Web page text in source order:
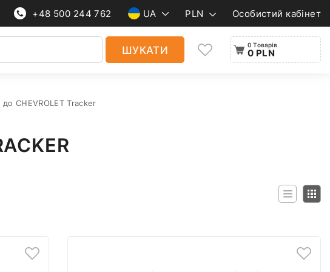
+48 500 244 762 UA PLN Особистий кабінет
ШУКАТИ 0 Товарів
0 PLN
CHEVROLET Tracker